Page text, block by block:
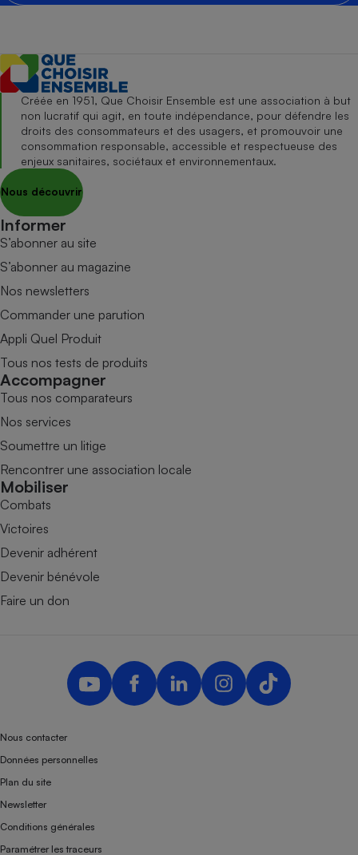
Créée en 1951, Que Choisir Ensemble est une association à but
non lucratif qui agit, en toute indépendance, pour défendre les
droits des consommateurs et des usagers, et promouvoir une
consommation responsable, accessible et respectueuse des
enjeux sanitaires, sociétaux et environnementaux.
Nous découvrir
Informer
S’abonner au site
S’abonner au magazine
Nos newsletters
Commander une parution
Appli Quel Produit
Tous nos tests de produits
Accompagner
Tous nos comparateurs
Nos services
Soumettre un litige
Rencontrer une association locale
Mobiliser
Combats
Victoires
Devenir adhérent
Devenir bénévole
Faire un don
Nous contacter
Données personnelles
Plan du site
Newsletter
Conditions générales
Paramétrer les traceurs